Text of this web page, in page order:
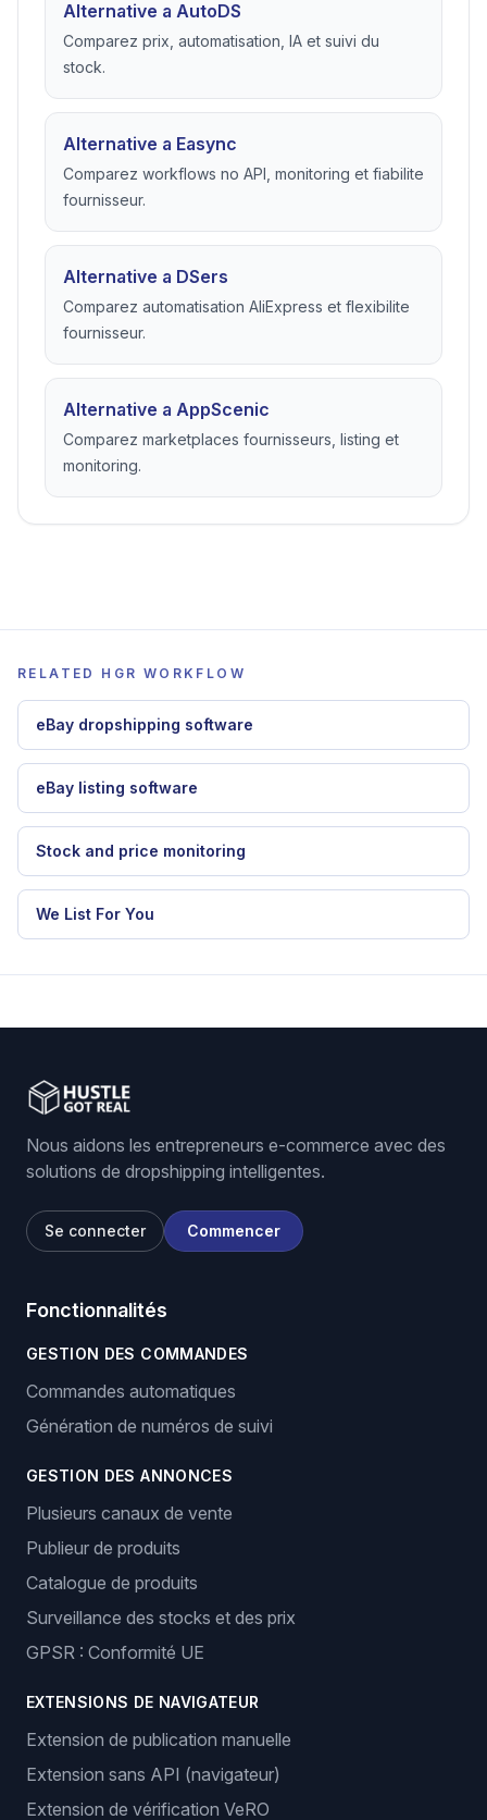
Alternative a AutoDS
Comparez prix, automatisation, IA et suivi du
stock.
Alternative a Easync
Comparez workflows no API, monitoring et fiabilite
fournisseur.
Alternative a DSers
Comparez automatisation AliExpress et flexibilite
fournisseur.
Alternative a AppScenic
Comparez marketplaces fournisseurs, listing et
monitoring.
RELATED HGR WORKFLOW
eBay dropshipping software
eBay listing software
Stock and price monitoring
We List For You
Nous aidons les entrepreneurs e-commerce avec des
solutions de dropshipping intelligentes.
Se connecter Commencer
Fonctionnalités
GESTION DES COMMANDES
Commandes automatiques
Génération de numéros de suivi
GESTION DES ANNONCES
Plusieurs canaux de vente
Publieur de produits
Catalogue de produits
Surveillance des stocks et des prix
GPSR : Conformité UE
EXTENSIONS DE NAVIGATEUR
Extension de publication manuelle
Extension sans API (navigateur)
Extension de vérification VeRO